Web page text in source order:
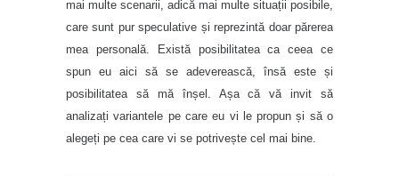
mai multe scenarii, adică mai multe situații posibile,
care sunt pur speculative și reprezintă doar părerea
mea personală. Există posibilitatea ca ceea ce
spun eu aici să se adeverească, însă este și
posibilitatea să mă înșel. Așa că vă invit să
analizați variantele pe care eu vi le propun și să o
alegeți pe cea care vi se potrivește cel mai bine.